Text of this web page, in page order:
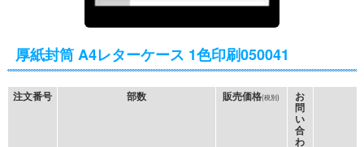
厚紙封筒 A4レターケース 1色印刷050041
注文番号 部数 販売価格(税別) お
問
い
合
わ